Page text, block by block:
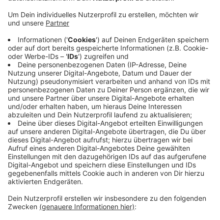
Anzeige
Für den Allwetterzoo Münster war das Jahr 2019 ein
gutes Jahr. Mit gut 680.000 Besuchern geht der
Besucherzahl weiter nach oben. Der Zoo führt das auf
das Konzept mit Highlight-Veranstaltungen wie dem
"Galaktischen Tag", "Nachts im Zoo" oder Aktionen
rund um "Halloween" zurück. Auch in diesem Jahr plant
der Allwetterzoo Münster viele neue Aktionen. Seit
Beginn des Jahres leben zwei neue Tiere in Münster.
Der Zoo freut sich über die beiden Großen Beos im
Tropenhaus.
Anzeige